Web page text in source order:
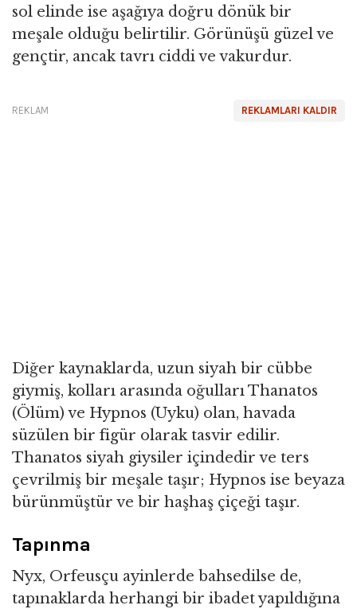
sol elinde ise aşağıya doğru dönük bir
meşale olduğu belirtilir. Görünüşü güzel ve
gençtir, ancak tavrı ciddi ve vakurdur.
REKLAMLARI KALDIR
REKLAM
Diğer kaynaklarda, uzun siyah bir cübbe
giymiş, kolları arasında oğulları Thanatos
(Ölüm) ve Hypnos (Uyku) olan, havada
süzülen bir figür olarak tasvir edilir.
Thanatos siyah giysiler içindedir ve ters
çevrilmiş bir meşale taşır; Hypnos ise beyaza
bürünmüştür ve bir haşhaş çiçeği taşır.
Tapınma
Nyx, Orfeusçu ayinlerde bahsedilse de,
tapınaklarda herhangi bir ibadet yapıldığına